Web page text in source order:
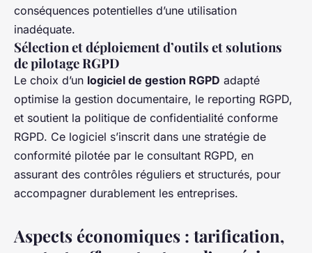
conséquences potentielles d’une utilisation
inadéquate.
Sélection et déploiement d’outils et solutions
de pilotage RGPD
Le choix d’un logiciel de gestion RGPD adapté
optimise la gestion documentaire, le reporting RGPD,
et soutient la politique de confidentialité conforme
RGPD. Ce logiciel s’inscrit dans une stratégie de
conformité pilotée par le consultant RGPD, en
assurant des contrôles réguliers et structurés, pour
accompagner durablement les entreprises.
Aspects économiques : tarification,